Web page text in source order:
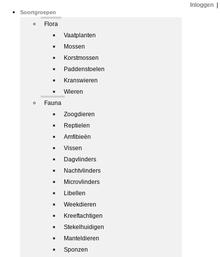
Soortgroepen
Flora
Vaatplanten
Mossen
Korstmossen
Paddenstoelen
Kranswieren
Wieren
Fauna
Zoogdieren
Reptielen
Amfibieën
Vissen
Dagvlinders
Nachtvlinders
Microvlinders
Libellen
Weekdieren
Kreeftachtigen
Stekelhuidigen
Manteldieren
Sponzen
Inloggen